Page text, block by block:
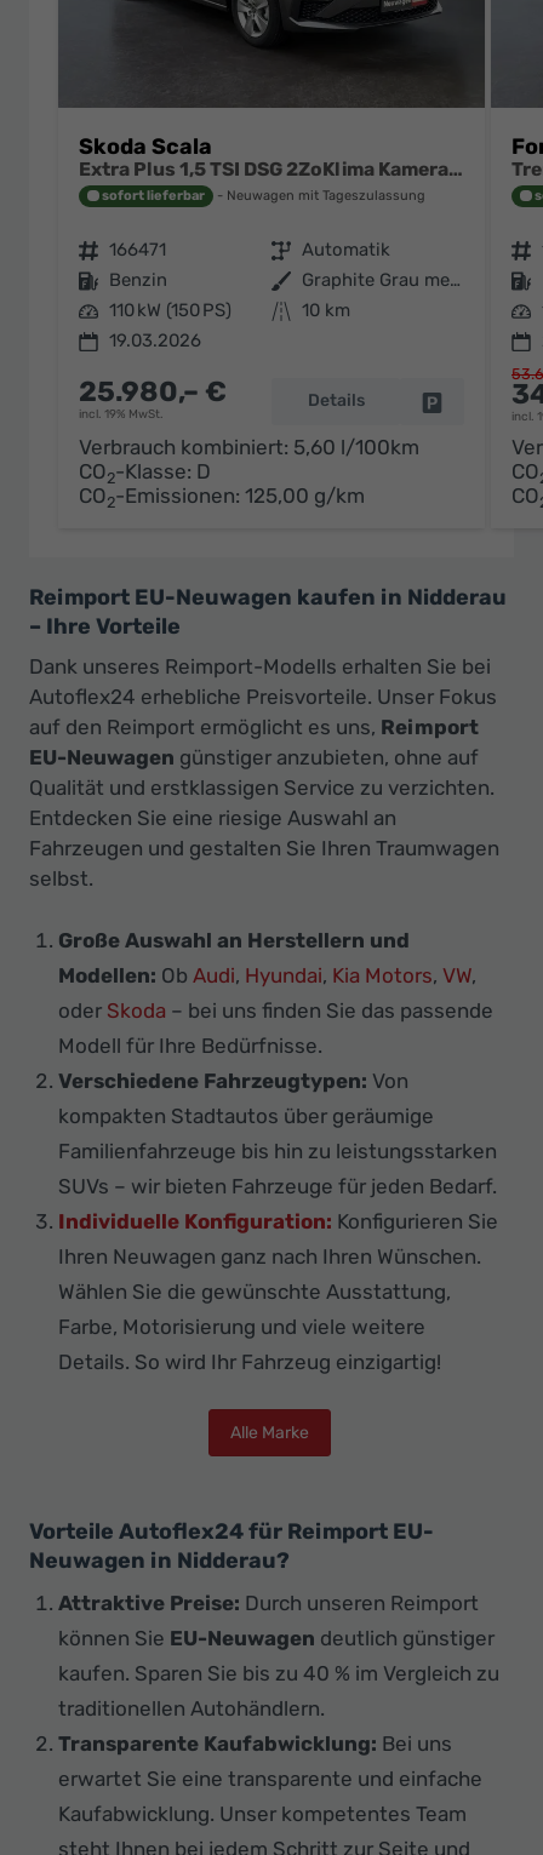
Skoda Scala
Extra Plus 1,5 TSI DSG 2ZoKlima Kamera 2 x PDC Sitzheizung 5j Garantie Dig Cockpit
sofort lieferbar Neuwagen mit Tageszulassung
Fahrzeugnr. 166471 Getriebe Automatik
Kraftstoff Benzin Außenfarbe
Graphite Grau metallic
Leistung 110 kW (150 PS) Kilometerstand 10 km
19.03.2026
25.980,– €
incl. 19% MwSt.
Details Fahrzeug
Verbrauch kombiniert: 5,60 l/100km
CO2-Klasse: D
CO2-Emissionen: 125,00 g/km
Fahrzeugnr.
Kraftstoff
Leistung
incl.
CO
CO
Reimport EU-Neuwagen kaufen in Nidderau
– Ihre Vorteile
Dank unseres Reimport-Modells erhalten Sie bei
Autoflex24 erhebliche Preisvorteile. Unser Fokus
auf den Reimport ermöglicht es uns, Reimport
EU-Neuwagen günstiger anzubieten, ohne auf
Qualität und erstklassigen Service zu verzichten.
Entdecken Sie eine riesige Auswahl an
Fahrzeugen und gestalten Sie Ihren Traumwagen
selbst.
Große Auswahl an Herstellern und
Modellen: Ob Audi, Hyundai, Kia Motors, VW,
oder Skoda – bei uns finden Sie das passende
Modell für Ihre Bedürfnisse.
Verschiedene Fahrzeugtypen: Von
kompakten Stadtautos über geräumige
Familienfahrzeuge bis hin zu leistungsstarken
SUVs – wir bieten Fahrzeuge für jeden Bedarf.
Individuelle Konfiguration: Konfigurieren Sie
Ihren Neuwagen ganz nach Ihren Wünschen.
Wählen Sie die gewünschte Ausstattung,
Farbe, Motorisierung und viele weitere
Details. So wird Ihr Fahrzeug einzigartig!
Alle Marke
Vorteile Autoflex24 für Reimport EU-
Neuwagen in Nidderau?
Attraktive Preise: Durch unseren Reimport
können Sie EU-Neuwagen deutlich günstiger
kaufen. Sparen Sie bis zu 40 % im Vergleich zu
traditionellen Autohändlern.
Transparente Kaufabwicklung: Bei uns
erwartet Sie eine transparente und einfache
Kaufabwicklung. Unser kompetentes Team
steht Ihnen bei jedem Schritt zur Seite und